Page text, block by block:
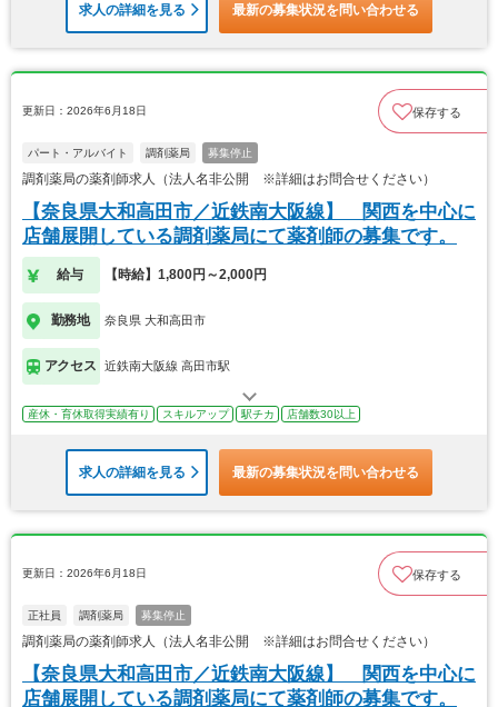
求人の詳細を見る 最新の募集状況を問い合わせる
更新日：2026年6月18日 保存する
パート・アルバイト 調剤薬局 募集停止
調剤薬局の薬剤師求人（法人名非公開 ※詳細はお問合せください）
【奈良県大和高田市／近鉄南大阪線】 関西を中心に
店舗展開している調剤薬局にて薬剤師の募集です。
給与 【時給】1,800円～2,000円
勤務地 奈良県 大和高田市
アクセス 近鉄南大阪線 高田市駅
産休・育休取得実績有り スキルアップ 駅チカ 店舗数30以上
求人の詳細を見る 最新の募集状況を問い合わせる
更新日：2026年6月18日 保存する
正社員 調剤薬局 募集停止
調剤薬局の薬剤師求人（法人名非公開 ※詳細はお問合せください）
【奈良県大和高田市／近鉄南大阪線】 関西を中心に
店舗展開している調剤薬局にて薬剤師の募集です。